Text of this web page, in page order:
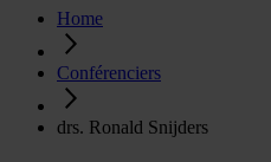
Home
Conférenciers
drs. Ronald Snijders